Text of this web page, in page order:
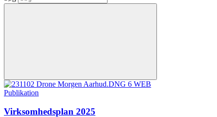
Publikation
Virksomhedsplan 2025